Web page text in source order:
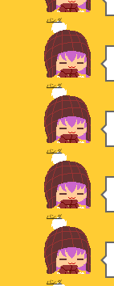
パンダ
パンダ
パンダ
パンダ
パンダ